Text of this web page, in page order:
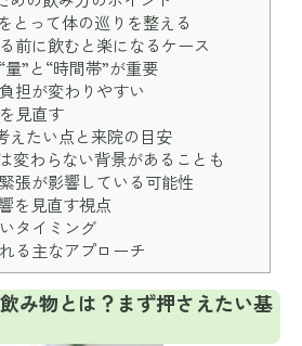
とって体の巡りを整える
前に飲むと楽になるケース
”と“時間帯”が重要
担が変わりやすい
見直す
えたい点と来院の目安
変わらない背景があることも
張が影響している可能性
を見直す視点
タイミング
る主なアプローチ
み物とは？まず押さえたい基